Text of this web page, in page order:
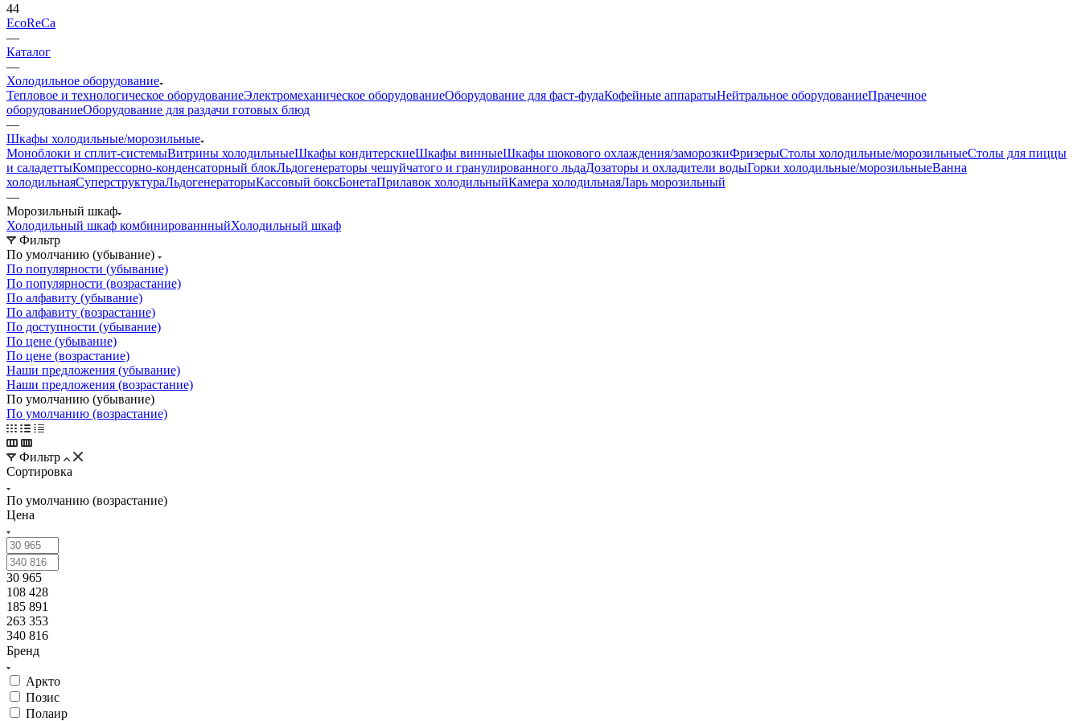
44
EcoReCa
—
Каталог
—
Холодильное оборудование
Тепловое и технологическое оборудованиеЭлектромеханическое оборудованиеОборудование для фаст-фудаКофейные аппаратыНейтральное оборудованиеПрачечное
оборудованиеОборудование для раздачи готовых блюд
—
Шкафы холодильные/морозильные
Моноблоки и сплит-системыВитрины холодильныеШкафы кондитерскиеШкафы винныеШкафы шокового охлаждения/заморозкиФризерыСтолы холодильные/морозильныеСтолы для пиццы
и саладеттыКомпрессорно-конденсаторный блокЛьдогенераторы чешуйчатого и гранулированного льдаДозаторы и охладители водыГорки холодильные/морозильныеВанна
холодильнаяСуперструктураЛьдогенераторыКассовый боксБонетаПрилавок холодильныйКамера холодильнаяЛарь морозильный
—
Морозильный шкаф
Холодильный шкаф комбинированнныйХолодильный шкаф
Фильтр
По умолчанию (убывание)
По популярности (убывание)
По популярности (возрастание)
По алфавиту (убывание)
По алфавиту (возрастание)
По доступности (убывание)
По цене (убывание)
По цене (возрастание)
Наши предложения (убывание)
Наши предложения (возрастание)
По умолчанию (убывание)
По умолчанию (возрастание)
Фильтр
Сортировка
По умолчанию (возрастание)
Цена
30 965
108 428
185 891
263 353
340 816
Бренд
Аркто
Позис
Полаир